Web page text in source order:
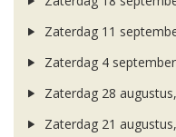
Zaterdag 11
Zaterdag 4
Zaterdag 28
Zaterdag 21